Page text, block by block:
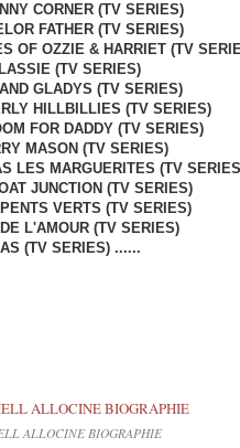
CORNER (TV SERIES)
FATHER (TV SERIES)
OF OZZIE & HARRIET (TV
(TV SERIES)
GLADYS (TV SERIES)
HILLBILLIES (TV SERIES)
FOR DADDY (TV SERIES)
MASON (TV SERIES)
LES MARGUERITES (TV
JUNCTION (TV SERIES)
VERTS (TV SERIES)
L'AMOUR (TV SERIES)
(TV SERIES) ......
ALLOCINE BIOGRAPHIE